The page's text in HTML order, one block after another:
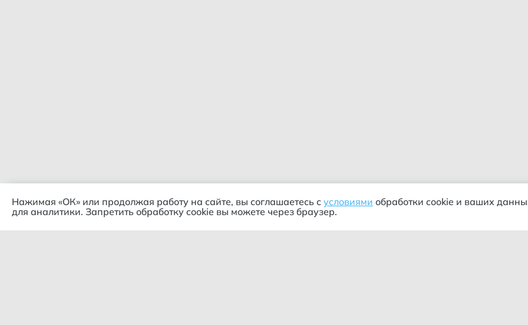
Нажимая «ОК» или продолжая работу на сайте, вы соглашаетесь с условиями обработки cookie и ваших
для аналитики. Запретить обработку cookie вы можете через браузер.